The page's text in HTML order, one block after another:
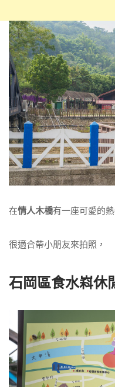
在情人木橋有一座可愛的熱
很適合帶小朋友來拍照，
石岡區食水嵙休